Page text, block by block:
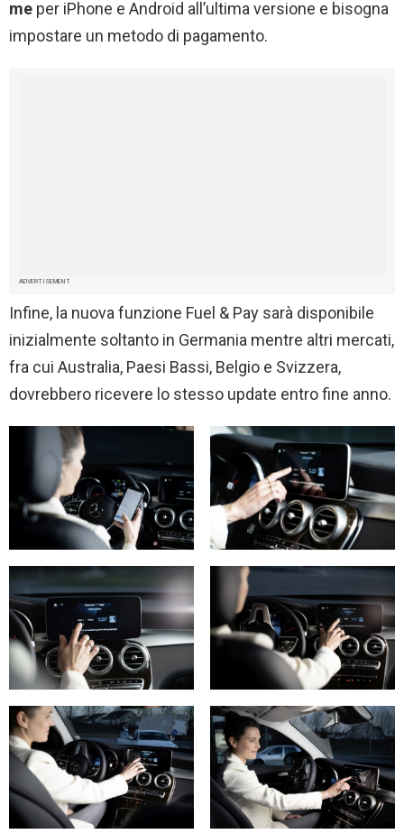
me per iPhone e Android all’ultima versione e bisogna
impostare un metodo di pagamento.
ADVERTISEMENT
Infine, la nuova funzione Fuel & Pay sarà disponibile
inizialmente soltanto in Germania mentre altri mercati,
fra cui Australia, Paesi Bassi, Belgio e Svizzera,
dovrebbero ricevere lo stesso update entro fine anno.